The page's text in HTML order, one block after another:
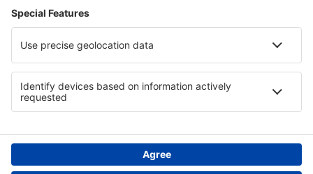
Țări
Siteuri internaționale
eSky.eu eSky.com eDestinos.com